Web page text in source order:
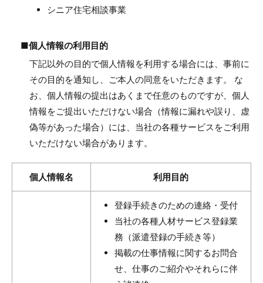
シニア住宅相談事業
■個人情報の利用目的
下記以外の目的で個人情報を利用する場合には、事前に
その目的を通知し、ご本人の同意をいただきます。 な
お、個人情報の提出はあくまで任意のものですが、個人
情報をご提出いただけない場合（情報に漏れや誤り、虚
偽等があった場合）には、当社の各種サービスをご利用
いただけない場合があります。
個人情報名 利用目的
登録手続きのための連絡・受付
当社の各種人材サービス登録業
務（派遣登録の手続き等）
掲載の仕事情報に関するお問合
せ、仕事のご紹介やそれらに伴